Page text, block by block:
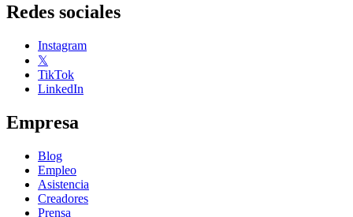
Redes sociales
Instagram
𝕏
TikTok
LinkedIn
Empresa
Blog
Empleo
Asistencia
Creadores
Prensa